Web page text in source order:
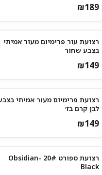
₪189
רצועת עור פרימיום מעור אמיתי
בצבע שחור
₪149
רצועת פרימיום מעור אמיתי
לבן קרם בז׳
₪149
רצועת ספורט 20# Obsidian-
Black